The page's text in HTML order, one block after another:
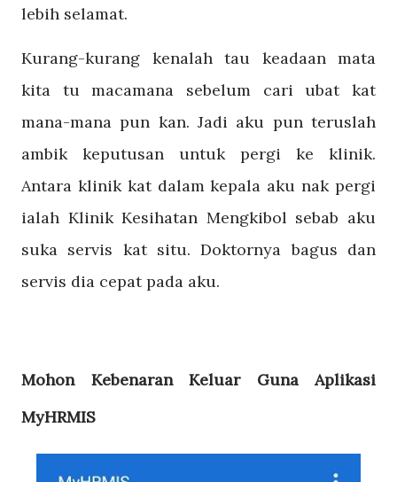
lebih selamat.
Kurang-kurang kenalah tau keadaan mata
kita tu macamana sebelum cari ubat kat
mana-mana pun kan. Jadi aku pun teruslah
ambik keputusan untuk pergi ke klinik.
Antara klinik kat dalam kepala aku nak pergi
ialah Klinik Kesihatan Mengkibol sebab aku
suka servis kat situ. Doktornya bagus dan
servis dia cepat pada aku.
Mohon Kebenaran Keluar Guna Aplikasi
MyHRMIS